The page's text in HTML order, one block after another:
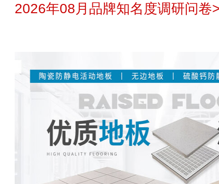
2026年08月品牌知名度调研问卷